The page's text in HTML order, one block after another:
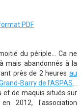
PDF
du périple... Ca ne
mais abandonnés à la
près de 2 heures au
Barry de l'ASPAS
et de maquis situés sur
2012, l'association